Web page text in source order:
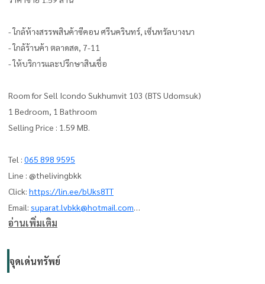
- ใกล้ห้างสรรพสินค้าซีคอน ศรีนครินทร์, เซ็นทรัลบางนา
- ใกล้ร้านค้า ตลาดสด, 7-11
- ให้บริการและปรึกษาสินเชื่อ
Room for Sell Icondo Sukhumvit 103 (BTS Udomsuk)
1 Bedroom, 1 Bathroom
Selling Price : 1.59 MB.
Tel : 065 898 9595
Line : @thelivingbkk
Click: https://lin.ee/bUks8TT
Email: suparat.lvbkk@hotmail.com
The Living Bangkok Co., Ltd.
www.thelivingbangkok.com
อ่านเพิ่มเติม
จุดเด่นทรัพย์